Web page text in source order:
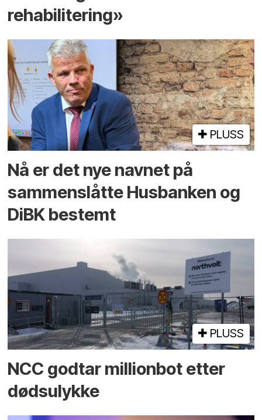
rehabilitering»
PLUSS
Nå er det nye navnet på
sammenslåtte Husbanken og
DiBK bestemt
PLUSS
NCC godtar millionbot etter
dødsulykke